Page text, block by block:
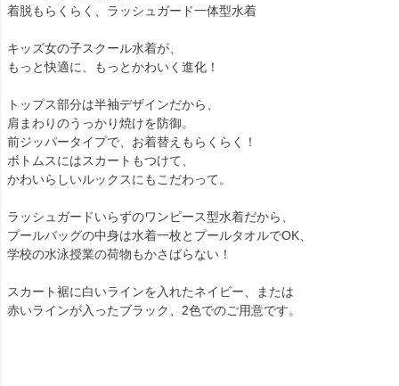
着脱もらくらく、ラッシュガード一体型水着
キッズ女の子スクール水着が、
もっと快適に、もっとかわいく進化！
トップス部分は半袖デザインだから、
肩まわりのうっかり焼けを防御。
前ジッパータイプで、お着替えもらくらく！
ボトムスにはスカートもつけて、
かわいらしいルックスにもこだわって。
ラッシュガードいらずのワンピース型水着だから、
プールバッグの中身は水着一枚とプールタオルでOK、
学校の水泳授業の荷物もかさばらない！
スカート裾に白いラインを入れたネイビー、または
赤いラインが入ったブラック、2色でのご用意です。